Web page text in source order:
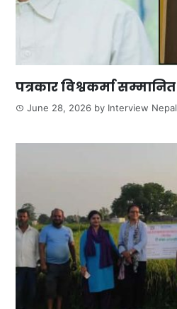
पत्रकार विश्वकर्मा सम्मानित
June 28, 2026 by Interview Nepal